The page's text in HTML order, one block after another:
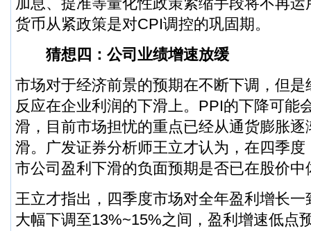
货币从紧政策是对CPI调控的巩固期。
猜想四：公司业绩增速放缓
市场对于经济前景的预期在不断下调，但
反应在企业利润的下滑上。PPI的下降可能
滑，目前市场担忧的重点已经从通货膨胀
滑。 广发证券分析师王立才认为，在四季
市公司 盈利下滑的负面预期是否已在股价中
王立才指出，四季度市场对全年盈利增长
大幅下调至13%~15%之间，盈利增速低点